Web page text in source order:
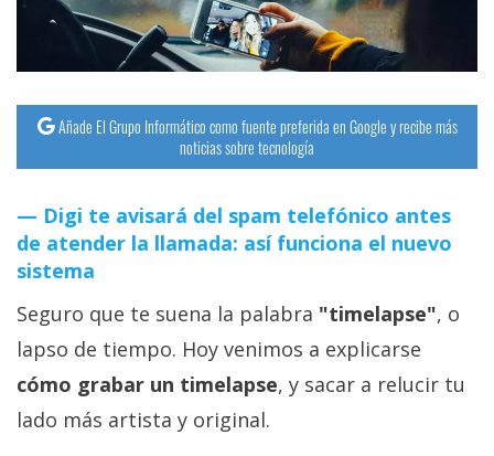
Operadores
Trucos
y
Ciberseguridad
Sistemas
operativos
Profesional
Añade El Grupo Informático como fuente preferida en Google y recibe más
noticias sobre tecnología
Digi te avisará del spam telefónico antes
de atender la llamada: así funciona el nuevo
sistema
Seguro que te suena la palabra "timelapse", o
lapso de tiempo. Hoy venimos a explicarse
cómo grabar un timelapse, y sacar a relucir tu
lado más artista y original.